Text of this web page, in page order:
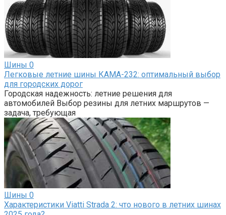
Шины 0
Легковые летние шины КАМА-232: оптимальный выбор
для городских дорог
Городская надежность: летние решения для
автомобилей Выбор резины для летних маршрутов —
задача, требующая
Шины 0
Характеристики Viatti Strada 2: что нового в летних шинах